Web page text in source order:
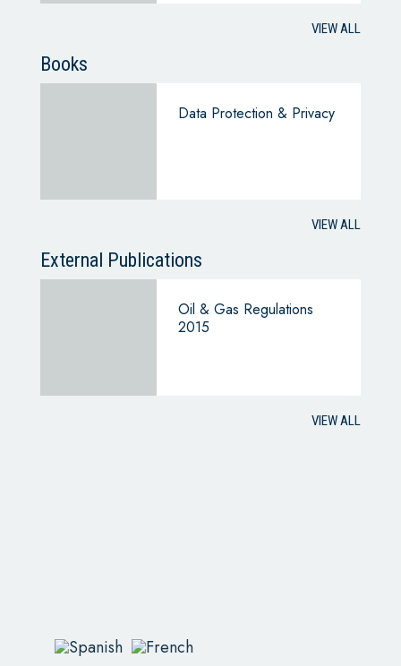
VIEW ALL
Books
Data Protection & Privacy
VIEW ALL
External Publications
Oil & Gas Regulations
2015
VIEW ALL